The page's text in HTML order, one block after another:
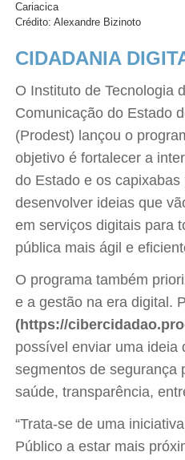
Cariacica
Crédito: Alexandre Bizinoto
CIDADANIA
O Instituto de Tecnologia
Comunicação do Estado
(Prodest) lançou o
objetivo é fortalecer a
do Estado e os capixabas
desenvolver ideias que
em serviços digitais para
pública mais ágil e
O programa também
e a gestão na era digital.
(https://
possível enviar uma ideia
segmentos de segurança
saúde, transparência,
“Trata-se de uma
Público a estar mais